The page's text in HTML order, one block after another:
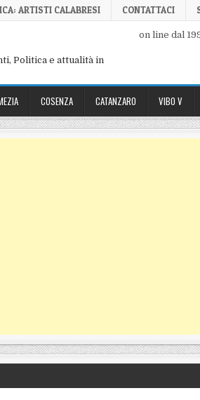
ARTISTI CALABRESI CONTATTACI
Politica e attualità in
on line dal
COSENZA CATANZARO VIBO V